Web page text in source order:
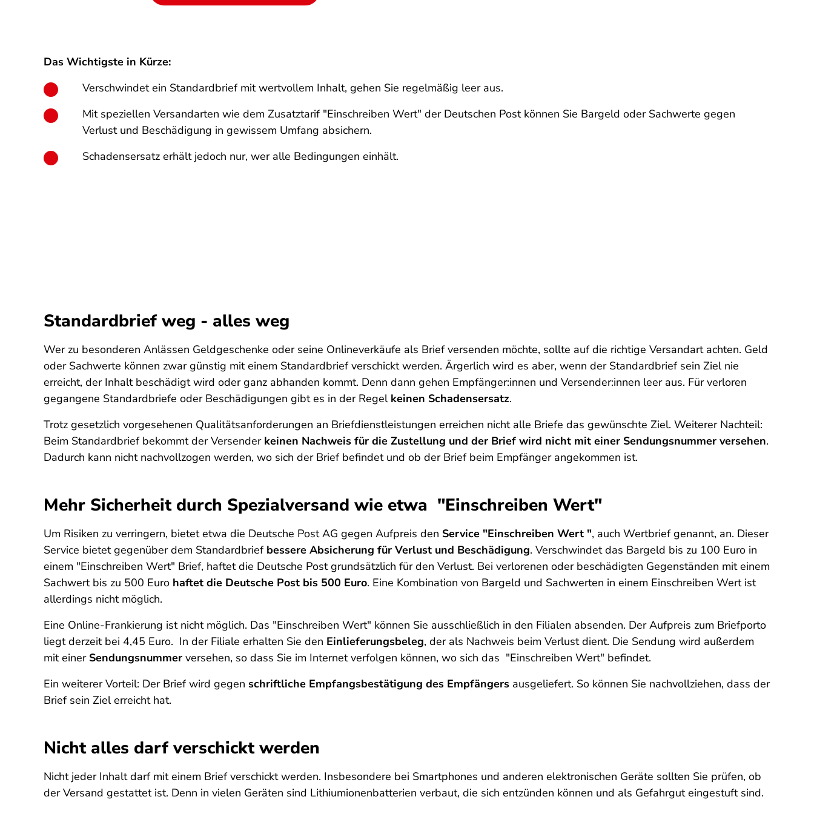
Das Wichtigste in Kürze:
Verschwindet ein Standardbrief mit wertvollem Inhalt, gehen Sie regelmäßig leer aus.
Mit speziellen Versandarten wie dem Zusatztarif "Einschreiben Wert" der Deutschen Post können Sie Bargeld oder Sachwerte gegen
Verlust und Beschädigung in gewissem Umfang absichern.
Schadensersatz erhält jedoch nur, wer alle Bedingungen einhält.
Standardbrief weg - alles weg
Wer zu besonderen Anlässen Geldgeschenke oder seine Onlineverkäufe als Brief versenden möchte, sollte auf die richtige Versandart achten. Geld
oder Sachwerte können zwar günstig mit einem Standardbrief verschickt werden. Ärgerlich wird es aber, wenn der Standardbrief sein Ziel nie
erreicht, der Inhalt beschädigt wird oder ganz abhanden kommt. Denn dann gehen Empfänger:innen und Versender:innen leer aus. Für verloren
gegangene Standardbriefe oder Beschädigungen gibt es in der Regel keinen Schadensersatz.
Trotz gesetzlich vorgesehenen Qualitätsanforderungen an Briefdienstleistungen erreichen nicht alle Briefe das gewünschte Ziel. Weiterer Nachteil:
Beim Standardbrief bekommt der Versender keinen Nachweis für die Zustellung und der Brief wird nicht mit einer Sendungsnummer versehen.
Dadurch kann nicht nachvollzogen werden, wo sich der Brief befindet und ob der Brief beim Empfänger angekommen ist.
Mehr Sicherheit durch Spezialversand wie etwa "Einschreiben Wert"
Um Risiken zu verringern, bietet etwa die Deutsche Post AG gegen Aufpreis den Service "Einschreiben Wert ", auch Wertbrief genannt, an. Dieser
Service bietet gegenüber dem Standardbrief bessere Absicherung für Verlust und Beschädigung. Verschwindet das Bargeld bis zu 100 Euro in
einem "Einschreiben Wert" Brief, haftet die Deutsche Post grundsätzlich für den Verlust. Bei verlorenen oder beschädigten Gegenständen mit einem
Sachwert bis zu 500 Euro haftet die Deutsche Post bis 500 Euro. Eine Kombination von Bargeld und Sachwerten in einem Einschreiben Wert ist
allerdings nicht möglich.
Eine Online-Frankierung ist nicht möglich. Das "Einschreiben Wert" können Sie ausschließlich in den Filialen absenden. Der Aufpreis zum Briefporto
liegt derzeit bei 4,45 Euro. In der Filiale erhalten Sie den Einlieferungsbeleg, der als Nachweis beim Verlust dient. Die Sendung wird außerdem
mit einer Sendungsnummer versehen, so dass Sie im Internet verfolgen können, wo sich das "Einschreiben Wert" befindet.
Ein weiterer Vorteil: Der Brief wird gegen schriftliche Empfangsbestätigung des Empfängers ausgeliefert. So können Sie nachvollziehen, dass der
Brief sein Ziel erreicht hat.
Nicht alles darf verschickt werden
Nicht jeder Inhalt darf mit einem Brief verschickt werden. Insbesondere bei Smartphones und anderen elektronischen Geräte sollten Sie prüfen, ob
der Versand gestattet ist. Denn in vielen Geräten sind Lithiumionenbatterien verbaut, die sich entzünden können und als Gefahrgut eingestuft sind.